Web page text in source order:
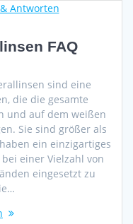
FAQ
sind eine
die die gesamte
und auf dem weißen
Sie sind größer als
ein einzigartiges
einer Vielzahl von
eingesetzt zu